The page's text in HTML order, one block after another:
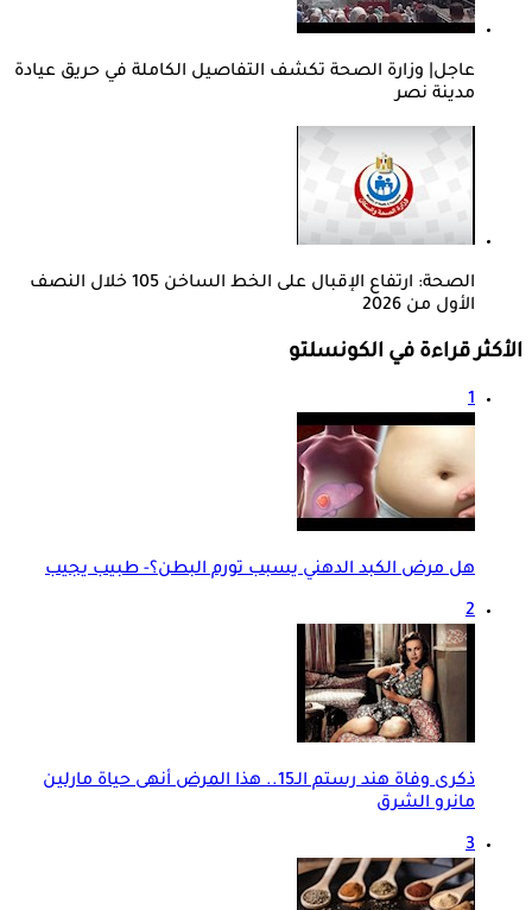
عاجل| وزارة الصحة تكشف التفاصيل الكاملة في حريق عيادة
مدينة نصر
الصحة: ارتفاع الإقبال على الخط الساخن 105 خلال النصف
الأول من 2026
الأكثر قراءة في الكونسلتو
1
هل مرض الكبد الدهني يسبب تورم البطن؟- طبيب يجيب
2
ذكرى وفاة هند رستم الـ15.. هذا المرض أنهى حياة مارلين
مانرو الشرق
3